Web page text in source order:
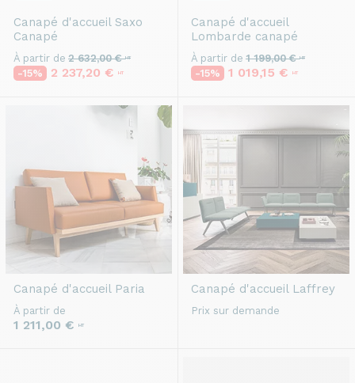
Canapé d'accueil Saxo
Canapé
À partir de 2 632,00 €HT
-15% 2 237,20 € HT
Canapé d'accueil
Lombarde canapé
À partir de 1 199,00 €HT
-15% 1 019,15 € HT
Canapé d'accueilParia
À partir de
1 211,00 € HT
Canapé d'accueilLaffrey
Prix sur demande